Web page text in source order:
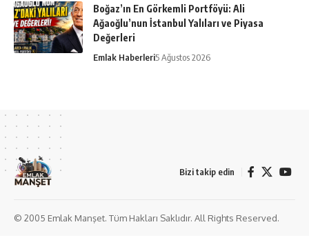
Boğaz’ın En Görkemli Portföyü: Ali
Ağaoğlu’nun İstanbul Yalıları ve Piyasa
Değerleri
Emlak Haberleri5 Ağustos 2026
Bizi takip edin
© 2005 Emlak Manşet. Tüm Hakları Saklıdır. All Rights Reserved.